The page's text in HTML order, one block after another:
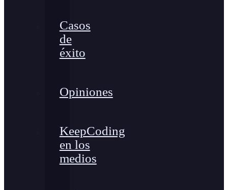
Casos
de
éxito
Opiniones
KeepCoding
en los
medios